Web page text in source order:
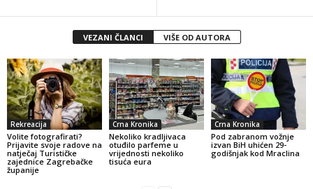
VEZANI ČLANCI VIŠE OD AUTORA
Rekreacija
Volite fotografirati?
Prijavite svoje radove na
natječaj Turističke
zajednice Zagrebačke
županije
Crna Kronika
Nekoliko kradljivaca
otuđilo parfeme u
vrijednosti nekoliko
tisuća eura
Crna Kronika
Pod zabranom vožnje
izvan BiH uhićen 29-
godišnjak kod Mraclina